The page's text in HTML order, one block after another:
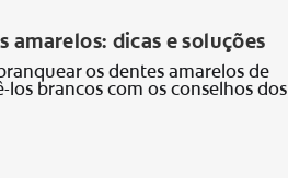
amarelos: dicas e soluções
os dentes amarelos de
brancos com os conselhos dos